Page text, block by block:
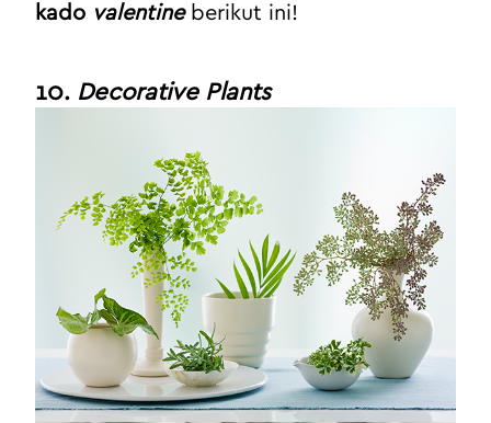
kado valentine berikut ini!
10. Decorative Plants